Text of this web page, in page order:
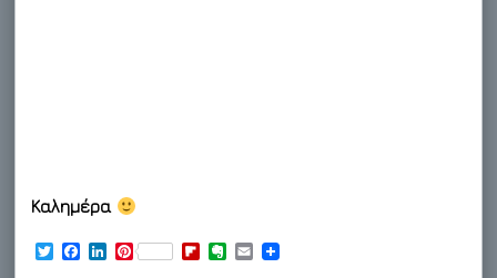
Καλημέρα
T
F
L
P
F
E